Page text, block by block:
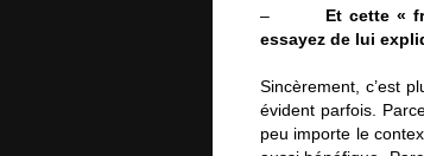
– Et cette «
essayez de lui
Sincèrement, c’est
évident parfois.
peu importe le